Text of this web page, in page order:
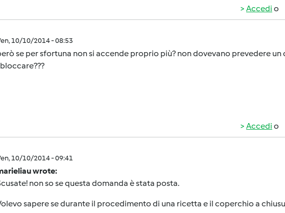
Accedi o
10/10/2014 - 08:53
se per sfortuna non si accende proprio più? non dovevano prevedere
Accedi o
10/10/2014 - 09:41
wrote:
non so se questa domanda è stata posta.
sapere se durante il procedimento di una ricetta e il coperchio a